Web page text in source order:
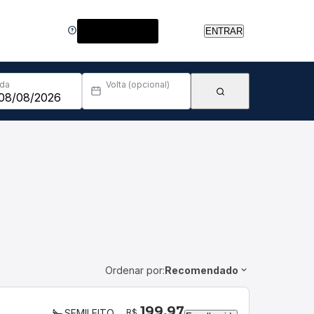
ENTRAR
Volta (opcional)
Ordenar por:Recomendado
R$ 199,97